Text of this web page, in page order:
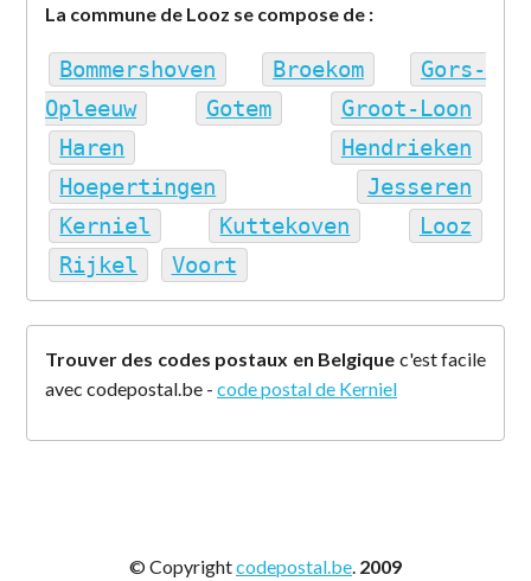
La commune de Looz se compose de :
Bommershoven Broekom
Gors-
Opleeuw
Gotem
Groot-Loon
Haren
Hendrieken
Hoepertingen
Jesseren
Kerniel
Kuttekoven
Looz
Rijkel
Voort
Trouver des codes postaux en Belgique c'est facile
avec codepostal.be -code postal de Kerniel
© Copyrightcodepostal.be. 2009